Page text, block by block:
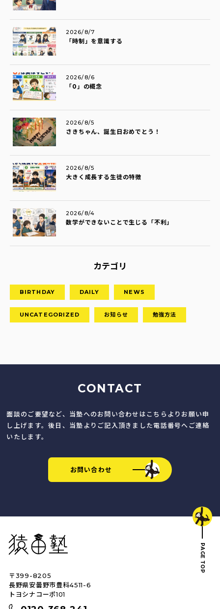
「時制」を意識する
2026/8/7
「0」の概念
2026/8/6
さきちゃん、誕生日おめでとう！
2026/8/5
大きく成長する生徒の特徴
2026/8/5
数学ができないことで生じる「不利」
2026/8/4
カテゴリ
BIRTHDAY DAILY NEWS
UNCATEGORIZED お知らせ 勉強方法
CONTACT
面談のご要望など、当塾へのお問い合わせはこちらよりお願い申
し上げます。後日、当塾よりご記入頂きました電話番号へご連絡
いたします。
お問い合わせ
PAGE TOP
猿田塾
〒399-8205
長野県安曇野市豊科4511-6
トヨシナコーポ101